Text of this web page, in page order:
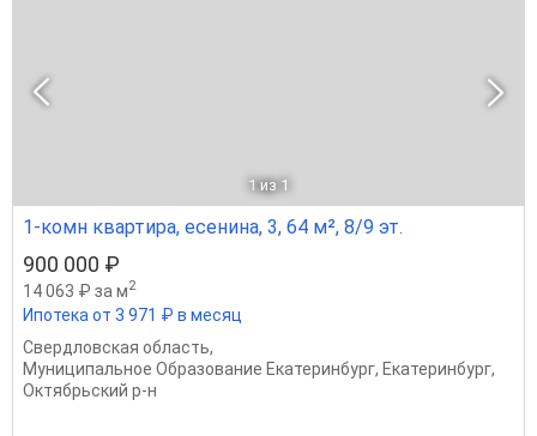
1 из 1
1-комн квартира, есенина, 3, 64 м², 8/9 эт.
900 000 ₽
14 063 ₽ за м2
Ипотека от 3 971 ₽ в месяц
Свердловская область,
Муниципальное Образование Екатеринбург, Екатеринбург,
Октябрьский р-н